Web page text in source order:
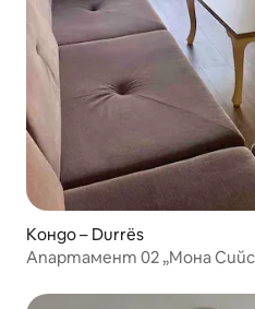
Кондо – Durrës
Апартамент 02 „Мона